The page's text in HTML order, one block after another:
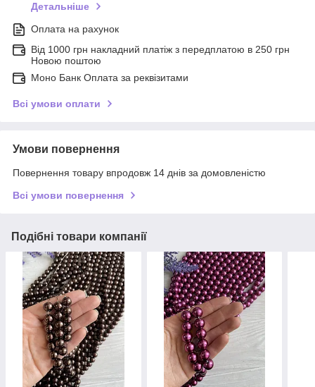
Детальніше
Оплата на рахунок
Від 1000 грн накладний платіж з передплатою в 250 грн
Новою поштою
Моно Банк Оплата за реквізитами
Всі умови оплати
Умови повернення
Повернення товару впродовж 14 днів за домовленістю
Всі умови повернення
Подібні товари компанії